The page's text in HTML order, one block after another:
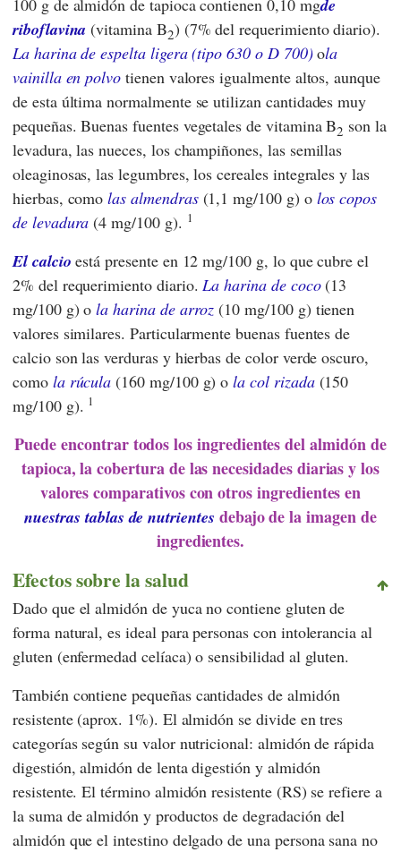
100 g de almidón de tapioca contienen 0,10 mgde
riboflavina (vitamina B2) (7% del requerimiento diario).
La harina de espelta ligera (tipo 630 o D 700)ola
vainilla en polvo tienen valores igualmente altos, aunque
de esta última normalmente se utilizan cantidades muy
pequeñas. Buenas fuentes vegetales de vitamina B2 son la
levadura, las nueces, los champiñones, las semillas
oleaginosas, las legumbres, los cereales integrales y las
hierbas, comolas almendras(1,1 mg/100 g) o los copos
de levadura (4 mg/100 g). 1
El calcio está presente en 12 mg/100 g, lo que cubre el
2% del requerimiento diario.La harina de coco(13
mg/100 g) ola harina de arroz (10 mg/100 g) tienen
valores similares. Particularmente buenas fuentes de
calcio son las verduras y hierbas de color verde oscuro,
como la rúcula (160 mg/100 g) ola col rizada(150
mg/100 g). 1
Puede encontrar todos los ingredientes del almidón de
tapioca, la cobertura de las necesidades diarias y los
valores comparativos con otros ingredientes en
nuestras tablas de nutrientes debajo de la imagen de
ingredientes.
Efectos sobre la salud
Dado que el almidón de yuca no contiene gluten de
forma natural, es ideal para personas con intolerancia al
gluten (enfermedad celíaca) o sensibilidad al gluten.
También contiene pequeñas cantidades de almidón
resistente (aprox. 1%). El almidón se divide en tres
categorías según su valor nutricional: almidón de rápida
digestión, almidón de lenta digestión y almidón
resistente. El término almidón resistente (RS) se refiere a
la suma de almidón y productos de degradación del
almidón que el intestino delgado de una persona sana no